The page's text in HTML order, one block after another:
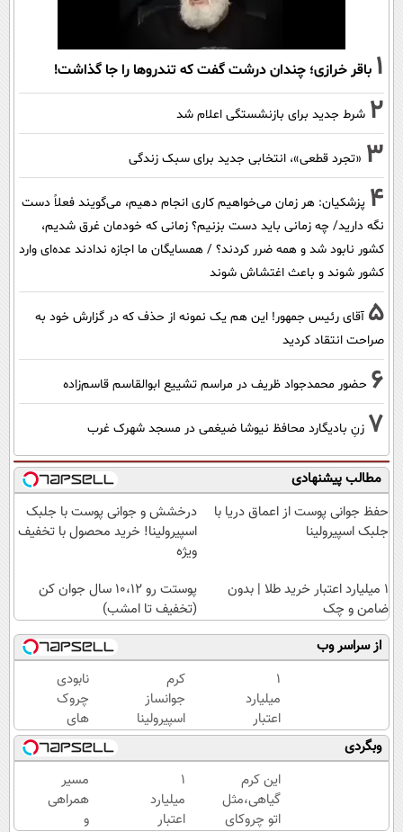
1 باقر خرازی؛ چندان درشت گفت که تندروها را جا گذاشت!
2 شرط جدید برای بازنشستگی اعلام شد
3 «تجرد قطعی»، انتخابی جدید برای سبک زندگی
4 پزشکیان: هر زمان می‌خواهیم کاری انجام دهیم، می‌گویند فعلاً دست
نگه دارید/ چه زمانی باید دست بزنیم؟ زمانی که خودمان غرق شدیم،
کشور نابود شد و همه ضرر کردند؟ / همسایگان ما اجازه ندادند عده‌ای وارد
کشور شوند و باعث اغتشاش شوند
5 آقای رئیس جمهور! این هم یک نمونه از حذف که در گزارش خود به
صراحت انتقاد کردید
6 حضور محمدجواد ظریف در مراسم تشییع ابوالقاسم قاسم‌زاده
7 زنِ بادیگارد محافظ نیوشا ضیغمی در مسجد شهرک غرب
مطالب پیشنهادی
حفظ جوانی پوست از اعماق دریا با
جلبک اسپیرولینا
درخشش و جوانی پوست با جلبک
اسپیرولینا! خرید محصول با تخفیف
ویژه
۱ میلیارد اعتبار خرید طلا | بدون
ضامن و چک
پوستت رو 10،12 سال جوان کن
(تخفیف تا امشب)
از سراسر وب
۱
میلیارد
اعتبار
خرید
طلا |
بدون
ضامن
و چک
کرم
جوانساز
اسپیرولینا
نابودی
چروک
های
سطحی
و عمقی
پوست با
کرم
آلمانی(45%تخفیف)
وبگردی
این کرم
گیاهی،مثل
اتو چروکای
۱
میلیارد
اعتبار
مسیر
همراهی
و